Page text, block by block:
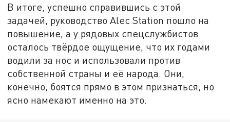
В итоге, успешно справившись с этой
задачей, руководство Alec Station пошло на
повышение, а у рядовых спецслужбистов
осталось твёрдое ощущение, что их годами
водили за нос и использовали против
собственной страны и её народа. Они,
конечно, боятся прямо в этом признаться, но
ясно намекают именно на это.